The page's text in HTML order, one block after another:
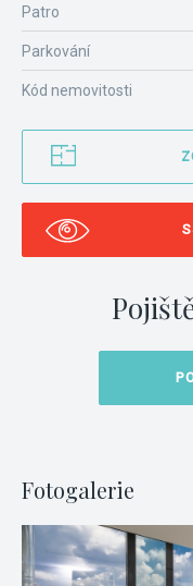
Patro
Parkování
Kód nemovitosti
Fotogalerie